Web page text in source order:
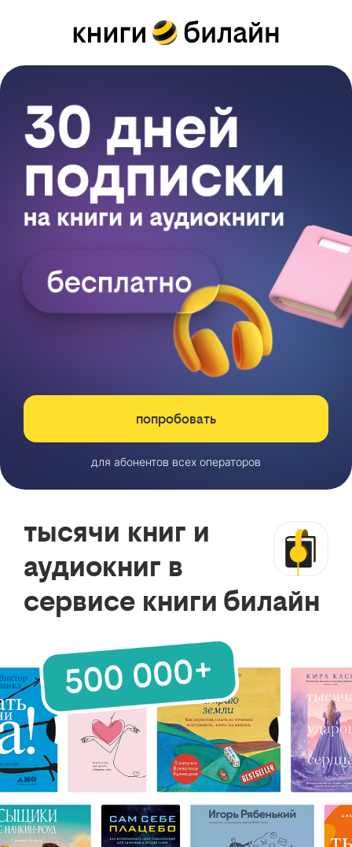
попробовать
для абонентов всех операторов
тысячи книг и
аудиокниг в
сервисе книги билайн